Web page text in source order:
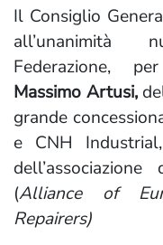
Il Consiglio
all’unanimità
Federazione,
Massimo Artusi,
grande
e CNH
(Alliance of
Repairers)